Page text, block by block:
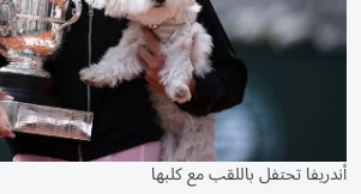
أندريفا تحتفل باللقب مع كلبها